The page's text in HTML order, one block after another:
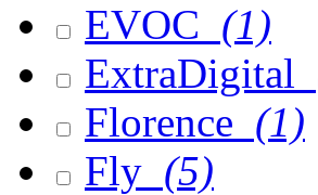
EVOC (1)
ExtraDigital
Florence (1)
Fly (5)